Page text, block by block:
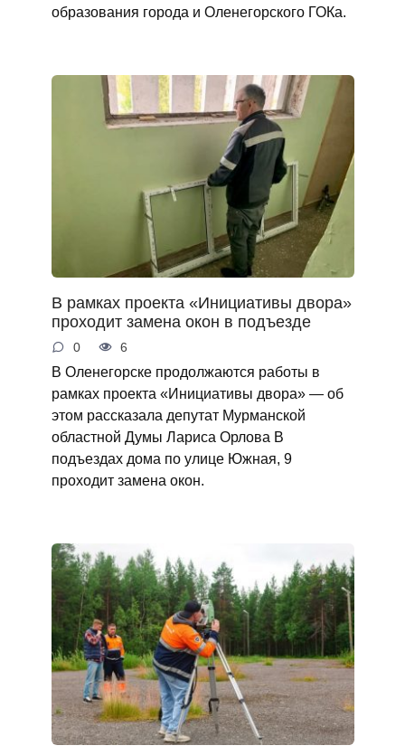
образования города и Оленегорского ГОКа.
В рамках проекта «Инициативы двора»
проходит замена окон в подъезде
0 6
В Оленегорске продолжаются работы в
рамках проекта «Инициативы двора» — об
этом рассказала депутат Мурманской
областной Думы Лариса Орлова В
подъездах дома по улице Южная, 9
проходит замена окон.